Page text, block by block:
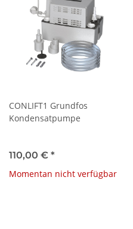
CONLIFT1 Grundfos
Kondensatpumpe
110,00 € *
Momentan nicht verfügbar